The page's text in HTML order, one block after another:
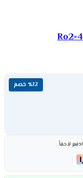
٪12 خصم
لاحقاً